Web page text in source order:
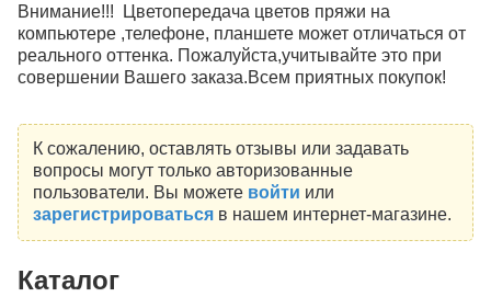
Внимание!!! Цветопередача цветов пряжи на
компьютере ,телефоне, планшете может отличаться от
реального оттенка. Пожалуйста,учитывайте это при
совершении Вашего заказа.Всем приятных покупок!
К сожалению, оставлять отзывы или задавать
вопросы могут только авторизованные
пользователи. Вы можете войти или
зарегистрироватьсяв нашем интернет-магазине.
Каталог